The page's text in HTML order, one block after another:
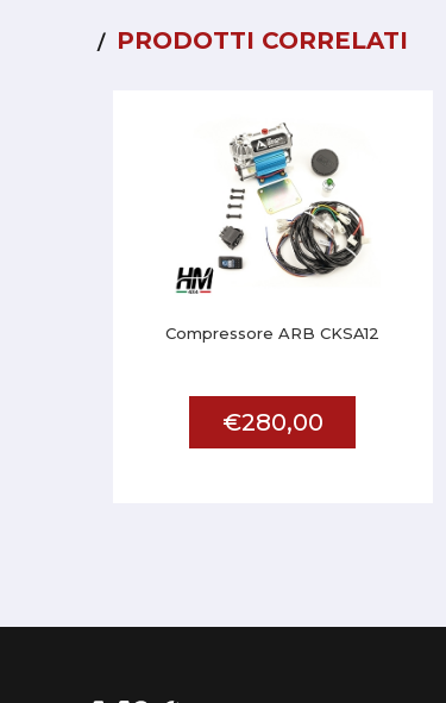
PRODOTTI CORRELATI
Compressore ARB CKSA12
€280,00